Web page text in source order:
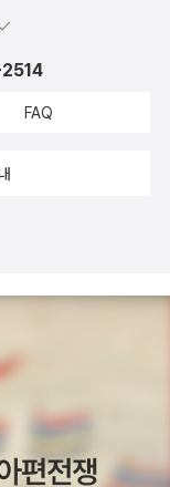
FAQ